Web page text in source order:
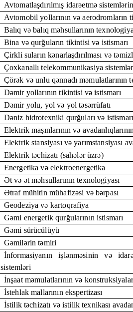
Avtomatlaşdırılmış idarəetmə
Avtomobil yollarının və aerodromların
Balıq və balıq məhsullarının
Bina və qurğuların tikintisi və istismarı
Çirkli suların kənarlaşdırılması və
Çoxkanallı telekommunikasiya
Çörək və unlu qənnadı məmulatlarının
Dəmir yollarının tikintisi və istismarı
Dəmir yolu, yol və yol təsərrüfatı
Dəniz hidrotexniki qurğuları və istismarı
Elektrik maşınlarının və
Elektrik stansiyası və yarımstansiyası
Elektrik təchizatı (sahələr üzrə)
Energetika və elektroenergetika
Ət və ət məhsullarının texnologiyası
Ətraf mühitin mühafizəsi və bərpası
Geodeziya və kartoqrafiya
Gəmi energetik qurğularının istismarı
Gəmi sürücülüyü
Gəmilərin təmiri
İnformasiyanın işlənməsinin və
sistemləri
İnşaat məmulatlarının və
İstehlak mallarının ekspertizası
İstilik təchizatı və istilik texnikası